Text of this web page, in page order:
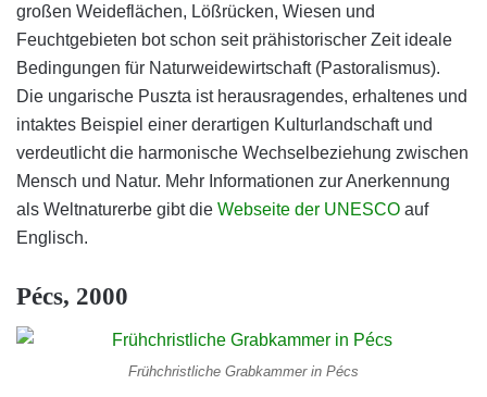
großen Weideflächen, Lößrücken, Wiesen und
Feuchtgebieten bot schon seit prähistorischer Zeit ideale
Bedingungen für Naturweidewirtschaft (Pastoralismus).
Die ungarische Puszta ist herausragendes, erhaltenes und
intaktes Beispiel einer derartigen Kulturlandschaft und
verdeutlicht die harmonische Wechselbeziehung zwischen
Mensch und Natur. Mehr Informationen zur Anerkennung
als Weltnaturerbe gibt die Webseite der UNESCO auf
Englisch.
Pécs, 2000
Frühchristliche Grabkammer in Pécs